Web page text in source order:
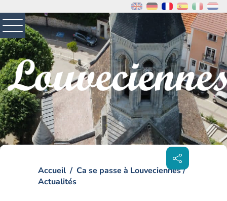
MENU
PRINCIPAL
Visiter la page accueil du site de Louveciennes
Accueil
Ca se passe à Louveciennes
Actualités
Partager
sur les
réseaux
sociaux